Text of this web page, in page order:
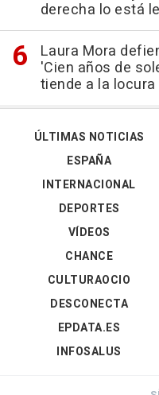
derecha lo está
Laura Mora
'Cien años de
tiende a la
ÚLTIMAS NOTICIAS
ESPAÑA
INTERNACIONAL
DEPORTES
VÍDEOS
CHANCE
CULTURAOCIO
DESCONECTA
EPDATA.ES
INFOSALUS